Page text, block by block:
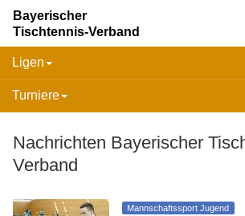
Bayerischer
Tischtennis-Verband
Ligen
Turniere
Nachrichten Bayerischer
Verband
Mannschaftssport Jugend